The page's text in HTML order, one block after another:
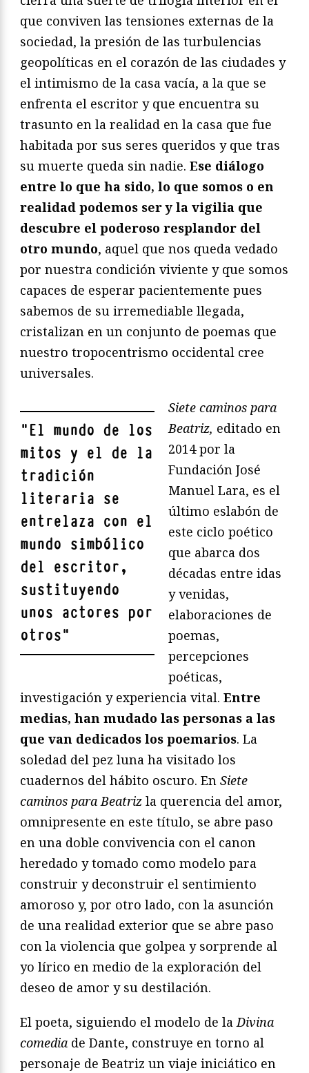
que conviven las tensiones externas de la
sociedad, la presión de las turbulencias
geopolíticas en el corazón de las ciudades y
el intimismo de la casa vacía, a la que se
enfrenta el escritor y que encuentra su
trasunto en la realidad en la casa que fue
habitada por sus seres queridos y que tras
su muerte queda sin nadie. Ese diálogo
entre lo que ha sido, lo que somos o en
realidad podemos ser y la vigilia que
descubre el poderoso resplandor del
otro mundo, aquel que nos queda vedado
por nuestra condición viviente y que somos
capaces de esperar pacientemente pues
sabemos de su irremediable llegada,
cristalizan en un conjunto de poemas que
nuestro tropocentrismo occidental cree
universales.
"El mundo de los
mitos y el de la
tradición
literaria se
entrelaza con el
mundo simbólico
del escritor,
sustituyendo
unos actores por
otros"
Siete caminos para
Beatriz, editado en
2014 por la
Fundación José
Manuel Lara, es el
último eslabón de
este ciclo poético
que abarca dos
décadas entre idas
y venidas,
elaboraciones de
poemas,
percepciones
poéticas,
investigación y experiencia vital. Entre
medias, han mudado las personas a las
que van dedicados los poemarios. La
soledad del pez luna ha visitado los
cuadernos del hábito oscuro. En Siete
caminos para Beatriz la querencia del amor,
omnipresente en este título, se abre paso
en una doble convivencia con el canon
heredado y tomado como modelo para
construir y deconstruir el sentimiento
amoroso y, por otro lado, con la asunción
de una realidad exterior que se abre paso
con la violencia que golpea y sorprende al
yo lírico en medio de la exploración del
deseo de amor y su destilación.
El poeta, siguiendo el modelo de la Divina
comedia de Dante, construye en torno al
personaje de Beatriz un viaje iniciático en